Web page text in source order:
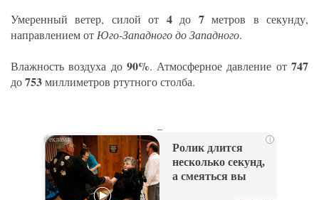
Умеренный ветер, силой от 4до 7метров в секунду,
направлением отЮго-Западного до Западного.
Влажность воздуха до 90%. Атмосферное давление от747
до753миллиметров ртутного столба.
i
Ролик длится
несколько секунд,
а смеяться вы